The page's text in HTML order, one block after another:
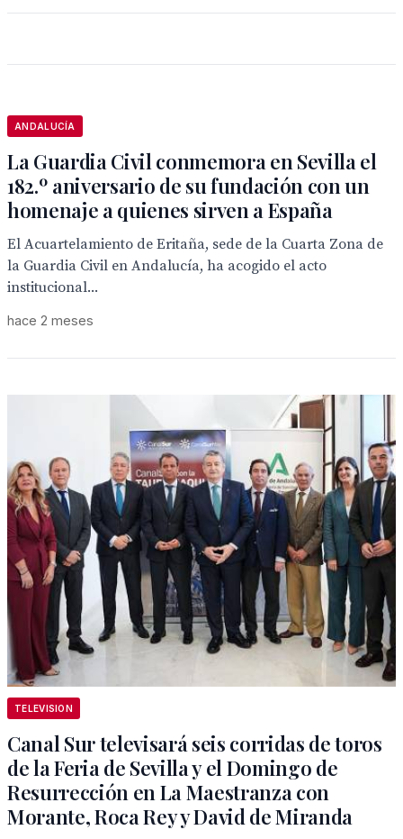
ANDALUCÍA
La Guardia Civil conmemora en Sevilla el
182.º aniversario de su fundación con un
homenaje a quienes sirven a España
El Acuartelamiento de Eritaña, sede de la Cuarta Zona de
la Guardia Civil en Andalucía, ha acogido el acto
institucional...
hace 2 meses
TELEVISION
Canal Sur televisará seis corridas de toros
de la Feria de Sevilla y el Domingo de
Resurrección en La Maestranza con
Morante, Roca Rey y David de Miranda